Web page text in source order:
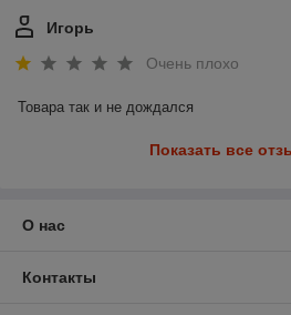
Игорь
Очень плохо
Товара так и не дождался
Показать все
О нас
Контакты